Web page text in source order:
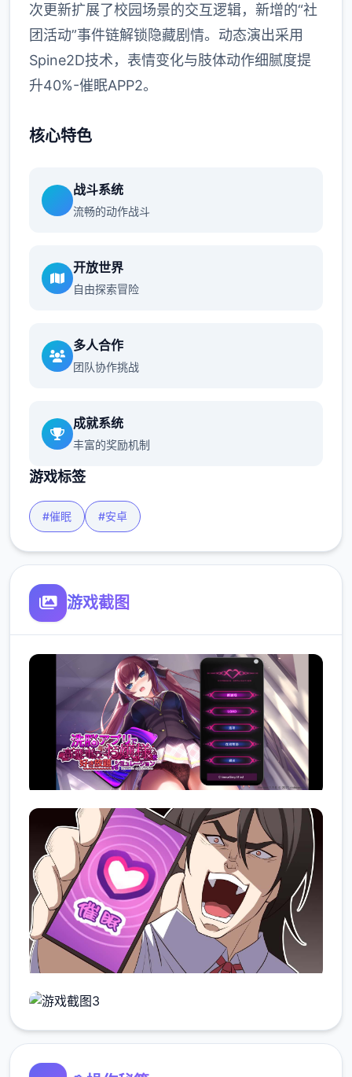
次更新扩展了校园场景的交互逻辑，新增的“社
团活动”事件链解锁隐藏剧情。动态演出采用
Spine2D技术，表情变化与肢体动作细腻度提
升40%-催眠APP2。
核心特色
战斗系统
流畅的动作战斗
开放世界
自由探索冒险
多人合作
团队协作挑战
成就系统
丰富的奖励机制
游戏标签
#催眠 #安卓
游戏截图